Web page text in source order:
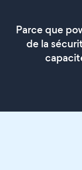
Parce que
de la